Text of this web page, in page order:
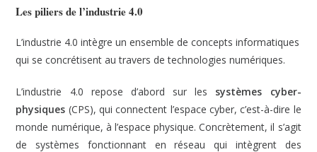
Les piliers de l’industrie 4.0
L’industrie 4.0 intègre un ensemble de concepts informatiques
qui se concrétisent au travers de technologies numériques.
L’industrie 4.0 repose d’abord sur les systèmes cyber-
physiques (CPS), qui connectent l’espace cyber, c’est-à-dire le
monde numérique, à l’espace physique. Concrètement, il s’agit
de systèmes fonctionnant en réseau qui intègrent des